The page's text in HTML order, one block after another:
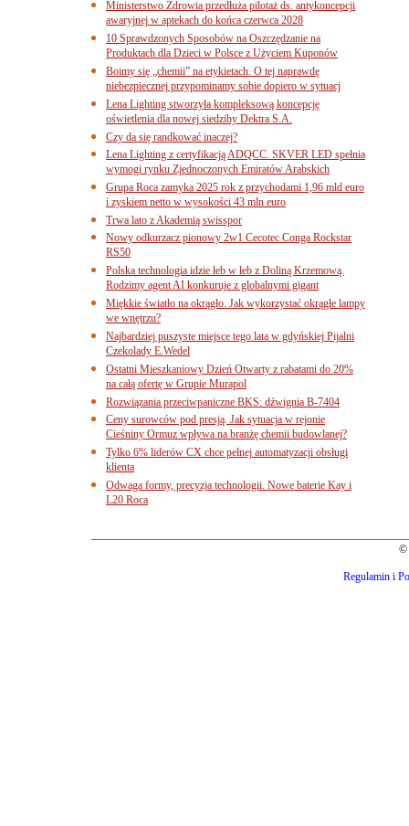
Ministerstwo Zdrowia przedłuża pilotaż ds. antykoncepcji
awaryjnej w aptekach do końca czerwca 2028
10 Sprawdzonych Sposobów na Oszczędzanie na
Produktach dla Dzieci w Polsce z Użyciem Kuponów
Boimy się „chemii” na etykietach. O tej naprawdę
niebezpiecznej przypominamy sobie dopiero w sytuacj
Lena Lighting stworzyła kompleksową koncepcję
oświetlenia dla nowej siedziby Dektra S.A.
Czy da się randkować inaczej?
Lena Lighting z certyfikacją ADQCC. SKVER LED spełnia
wymogi rynku Zjednoczonych Emiratów Arabskich
Grupa Roca zamyka 2025 rok z przychodami 1,96 mld euro
i zyskiem netto w wysokości 43 mln euro
Trwa lato z Akademią swisspor
Nowy odkurzacz pionowy 2w1 Cecotec Conga Rockstar
RS50
Polska technologia idzie łeb w łeb z Doliną Krzemową.
Rodzimy agent AI konkuruje z globalnymi gigant
Miękkie światło na okrągło. Jak wykorzystać okrągłe lampy
we wnętrzu?
Najbardziej puszyste miejsce tego lata w gdyńskiej Pijalni
Czekolady E.Wedel
Ostatni Mieszkaniowy Dzień Otwarty z rabatami do 20%
na całą ofertę w Grupie Murapol
Rozwiązania przeciwpaniczne BKS: dźwignia B-7404
Ceny surowców pod presją. Jak sytuacja w rejonie
Cieśniny Ormuz wpływa na branżę chemii budowlanej?
Tylko 6% liderów CX chce pełnej automatyzacji obsługi
klienta
Odwaga formy, precyzja technologii. Nowe baterie Kay i
L20 Roca
©
Regulamin i